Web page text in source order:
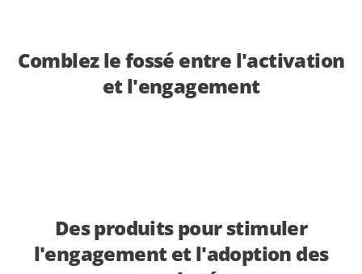
Comblez le fossé entre l'activation
et l'engagement
Des produits pour stimuler
l'engagement et l'adoption des